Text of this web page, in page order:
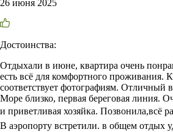
26 июня 2025
Достоинства:
Отдыхали в июне, квартира очень
есть всё для комфортного проживания.
соответствует фотографиям. Отличный
Море близко, первая береговая линия.
и приветливая хозяйка. Позвонила,всё
В аэропорту встретили. в общем отдых